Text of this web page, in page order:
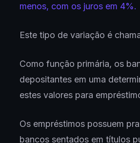
menos, com os juros em 4%.
Este tipo de variação é
Como função primária, os
depositantes em uma
estes valores para
Os empréstimos possuem
bancos sentados em títulos